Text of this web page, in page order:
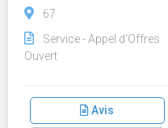
67
Service - Appel d'Offres
Ouvert
Avis